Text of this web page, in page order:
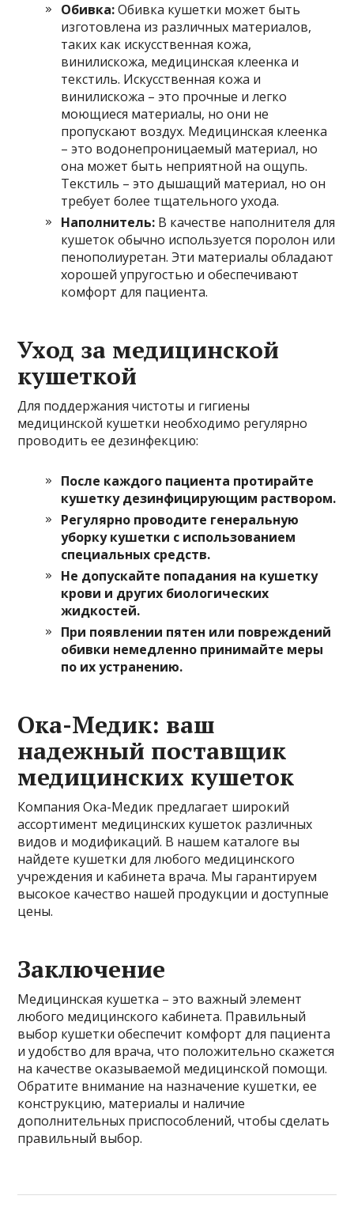
Обивка:Обивка кушетки может быть
изготовлена из различных материалов,
таких как искусственная кожа,
винилискожа, медицинская клеенка и
текстиль. Искусственная кожа и
винилискожа – это прочные и легко
моющиеся материалы, но они не
пропускают воздух. Медицинская клеенка
– это водонепроницаемый материал, но
она может быть неприятной на ощупь.
Текстиль – это дышащий материал, но он
требует более тщательного ухода.
Наполнитель: В качестве наполнителя для
кушеток обычно используется поролон или
пенополиуретан. Эти материалы обладают
хорошей упругостью и обеспечивают
комфорт для пациента.
Уход за медицинской
кушеткой
Для поддержания чистоты и гигиены
медицинской кушетки необходимо регулярно
проводить ее дезинфекцию:
После каждого пациента протирайте
кушетку дезинфицирующим раствором.
Регулярно проводите генеральную
уборку кушетки с использованием
специальных средств.
Не допускайте попадания на кушетку
крови и других биологических
жидкостей.
При появлении пятен или повреждений
обивки немедленно принимайте меры
по их устранению.
Ока-Медик: ваш
надежный поставщик
медицинских кушеток
Компания Ока-Медик предлагает широкий
ассортимент медицинских кушеток различных
видов и модификаций. В нашем каталоге вы
найдете кушетки для любого медицинского
учреждения и кабинета врача. Мы гарантируем
высокое качество нашей продукции и доступные
цены.
Заключение
Медицинская кушетка – это важный элемент
любого медицинского кабинета. Правильный
выбор кушетки обеспечит комфорт для пациента
и удобство для врача, что положительно скажется
на качестве оказываемой медицинской помощи.
Обратите внимание на назначение кушетки, ее
конструкцию, материалы и наличие
дополнительных приспособлений, чтобы сделать
правильный выбор.